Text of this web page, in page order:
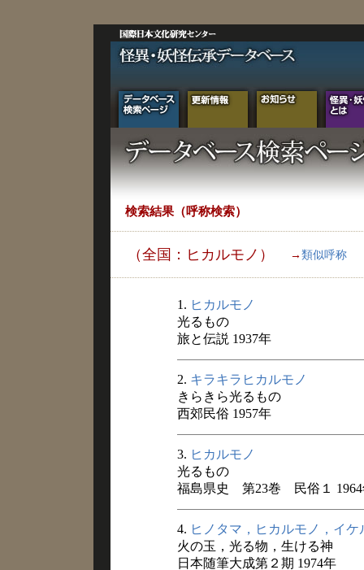
検索結果（呼称検索）
（全国：ヒカルモノ） → 類似呼称
1. ヒカルモノ
光るもの
旅と伝説 1937年
2. キラキラヒカルモノ
きらきら光るもの
西郊民俗 1957年
3. ヒカルモノ
光るもの
福島県史 第23巻 民俗１ 1964
4. ヒノタマ，ヒカルモノ，イケ
火の玉，光る物，生ける神
日本随筆大成第２期 1974年